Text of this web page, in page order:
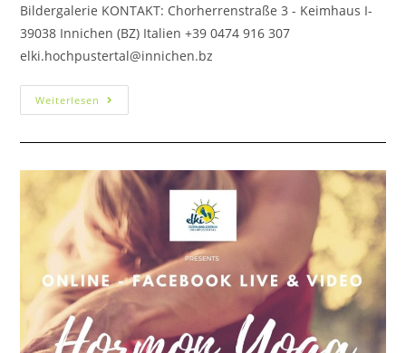
Bildergalerie KONTAKT: Chorherrenstraße 3 - Keimhaus I-
39038 Innichen (BZ) Italien +39 0474 916 307
elki.hochpustertal@innichen.bz
Weiterlesen